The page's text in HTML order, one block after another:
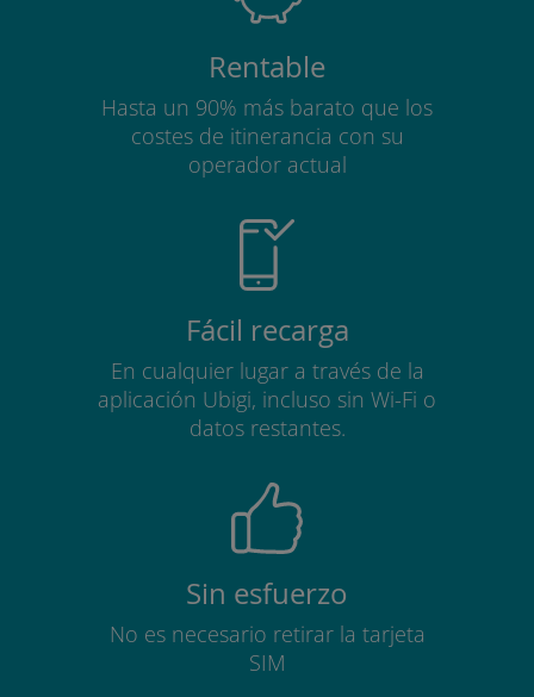
Rentable
Hasta un 90% más barato que los
costes de itinerancia con su
operador actual
Fácil recarga
En cualquier lugar a través de la
aplicación Ubigi, incluso sin Wi-Fi o
datos restantes.
Sin esfuerzo
No es necesario retirar la tarjeta
SIM